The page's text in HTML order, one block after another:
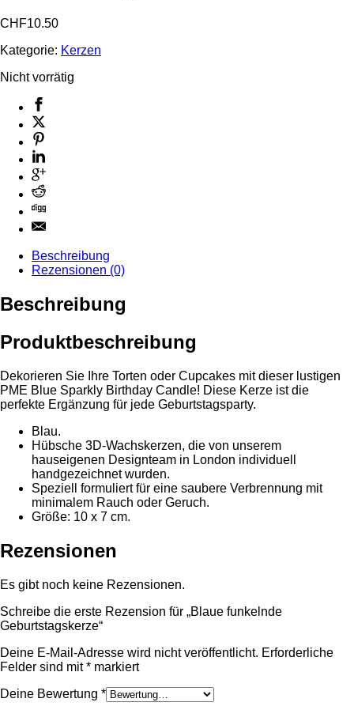
CHF10.50
Kategorie: Kerzen
Nicht vorrätig
Beschreibung
Rezensionen (0)
Beschreibung
Produktbeschreibung
Dekorieren Sie Ihre Torten oder Cupcakes mit dieser lustigen
PME Blue Sparkly Birthday Candle! Diese Kerze ist die
perfekte Ergänzung für jede Geburtstagsparty.
Blau.
Hübsche 3D-Wachskerzen, die von unserem
hauseigenen Designteam in London individuell
handgezeichnet wurden.
Speziell formuliert für eine saubere Verbrennung mit
minimalem Rauch oder Geruch.
Größe: 10 x 7 cm.
Rezensionen
Es gibt noch keine Rezensionen.
Schreibe die erste Rezension für „Blaue funkelnde
Geburtstagskerze“
Deine E-Mail-Adresse wird nicht veröffentlicht. Erforderliche
Felder sind mit* markiert
Deine Bewertung *